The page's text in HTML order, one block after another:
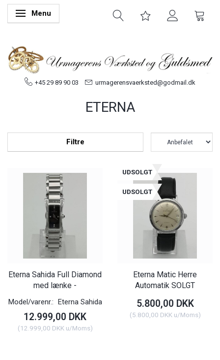
Skifte navigation
Menu
+45 29 89 90 03 urmagerensvaerksted@godmail.dk
ETERNA
Filtre
Eterna Sahida Full Diamond
med lænke -
Model/varenr.: Eterna Sahida
12.999,00 DKK
(12.999,00 DKKu/Moms)
UDSOLGT
UDSOLGT
Eterna Matic Herre
Automatik SOLGT
5.800,00 DKK
(5.800,00 DKKu/Moms)